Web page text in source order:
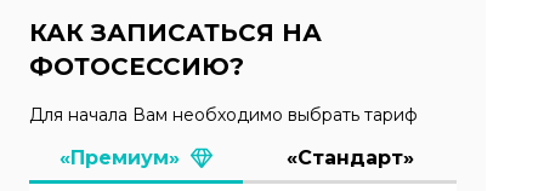
КАК ЗАПИСАТЬСЯ НА
ФОТОСЕССИЮ?
Для начала Вам необходимо выбрать тариф
«Премиум» «Стандарт»